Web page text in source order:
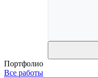
Портфолио
Все работы